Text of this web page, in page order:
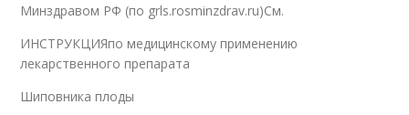
Минздравом РФ (по grls.rosminzdrav.ru)См.
ИНСТРУКЦИЯпо медицинскому применению
лекарственного препарата
Шиповника плоды